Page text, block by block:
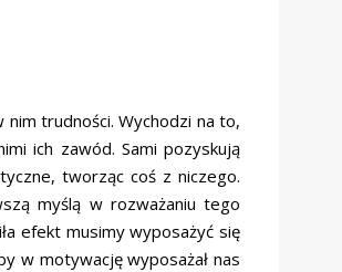
trudności. Wychodzi na to,
ich zawód. Sami pozyskują
tworząc coś z niczego.
myślą w rozważaniu tego
efekt musimy wyposażyć się
w motywację wyposażał nas